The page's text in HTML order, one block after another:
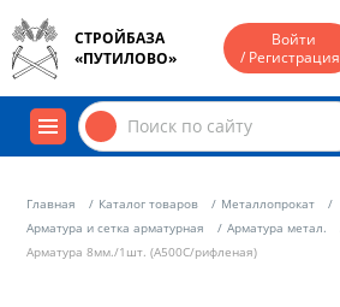
СТРОЙБАЗА
«ПУТИЛОВО»
Войти
/ Регистрация
Главная Каталог товаров
Металлопрокат
Арматура и сетка арматурная
Арматура метал.
Арматура 8мм./1шт. (А500С/рифленая)